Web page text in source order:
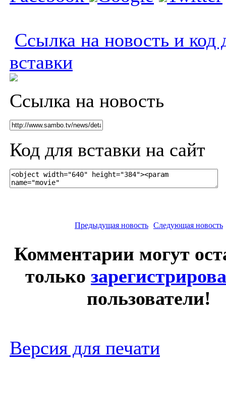
Ссылка на новость и код
вставки
Ссылка на новость
Код для вставки на сайт
Предыдущая новость Следующая новость
Комментарии могут
только
пользователи!
Версия для печати